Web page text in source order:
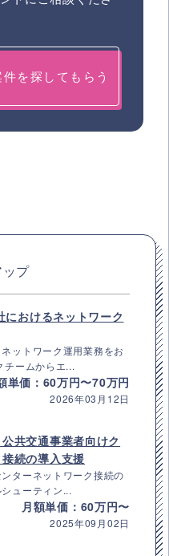
を探してもらう
ップ
におけるネットワーク
ットワーク運用業務をお
チームからエ...
単価：60万円〜70万円
2026年03月12日
共交通事業者向けク
続の導入支援
ターネットワーク接続の
ューティン...
月額単価：60万円〜
2025年09月02日